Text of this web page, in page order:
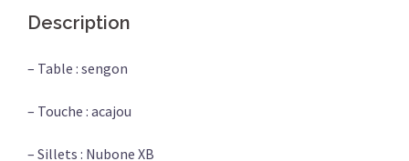
Description
– Table : sengon
– Touche : acajou
– Sillets : Nubone XB